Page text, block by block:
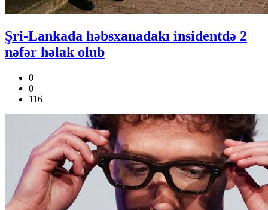
Şri-Lankada həbsxanadakı insidentdə 2
nəfər həlak olub
0
0
116